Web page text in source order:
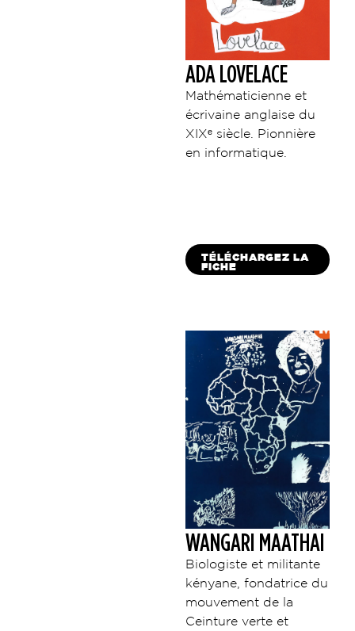
ADA LOVELACE
Mathématicienne et
écrivaine anglaise du
XIXᵉ siècle. Pionnière
en informatique.
TÉLÉCHARGEZ LA
FICHE
WANGARI MAATHAI
Biologiste et militante
kényane, fondatrice du
mouvement de la
Ceinture verte et